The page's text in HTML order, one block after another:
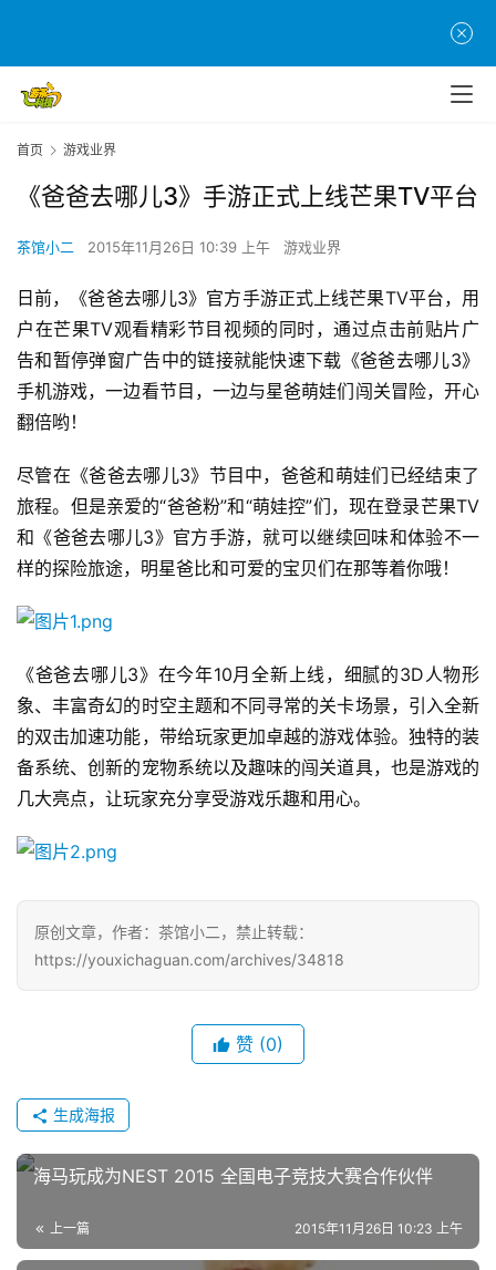
首
游
茶
原
创
游
戏
业
界
手
游
戏
单
机
戏
休
闲
游
2
第
十
届
金
首页 游戏业界
《爸爸去哪儿3》手游正式上线芒果TV平台
茶馆小二 2015年11月26日 10:39 上午 游戏业界
日前，《爸爸去哪儿3》官方手游正式上线芒果TV平台，用
户在芒果TV观看精彩节目视频的同时，通过点击前贴片广
告和暂停弹窗广告中的链接就能快速下载《爸爸去哪儿3》
手机游戏，一边看节目，一边与星爸萌娃们闯关冒险，开心
翻倍哟！
尽管在《爸爸去哪儿3》节目中，爸爸和萌娃们已经结束了
旅程。但是亲爱的“爸爸粉”和“萌娃控”们，现在登录芒果TV
和《爸爸去哪儿3》官方手游，就可以继续回味和体验不一
样的探险旅途，明星爸比和可爱的宝贝们在那等着你哦！
《爸爸去哪儿3》在今年10月全新上线，细腻的3D人物形
象、丰富奇幻的时空主题和不同寻常的关卡场景，引入全新
的双击加速功能，带给玩家更加卓越的游戏体验。独特的装
备系统、创新的宠物系统以及趣味的闯关道具，也是游戏的
几大亮点，让玩家充分享受游戏乐趣和用心。
原创文章，作者：茶馆小二，禁止转载：
https://youxichaguan.com/archives/34818
赞 (0)
生成海报
海马玩成为NEST 2015 全国电子竞技大赛合作伙伴
上一篇 2015年11月26日 10:23 上午